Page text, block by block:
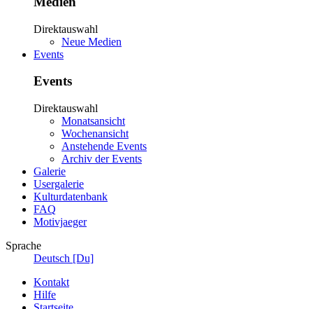
Direktauswahl
Neue Medien
Events
Events
Direktauswahl
Monatsansicht
Wochenansicht
Anstehende Events
Archiv der Events
Galerie
Usergalerie
Kulturdatenbank
FAQ
Motivjaeger
Sprache
Deutsch [Du]
Kontakt
Hilfe